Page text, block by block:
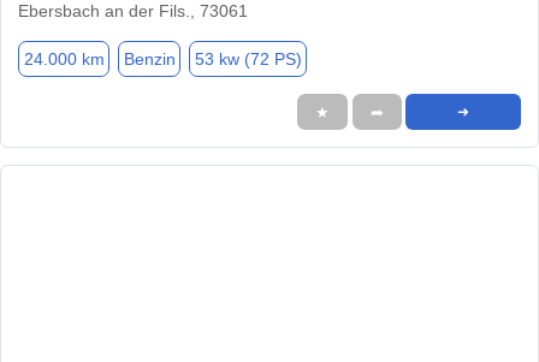
Ebersbach an der Fils., 73061
24.000 km Benzin 53 kw (72 PS)
★ ➦ ➜